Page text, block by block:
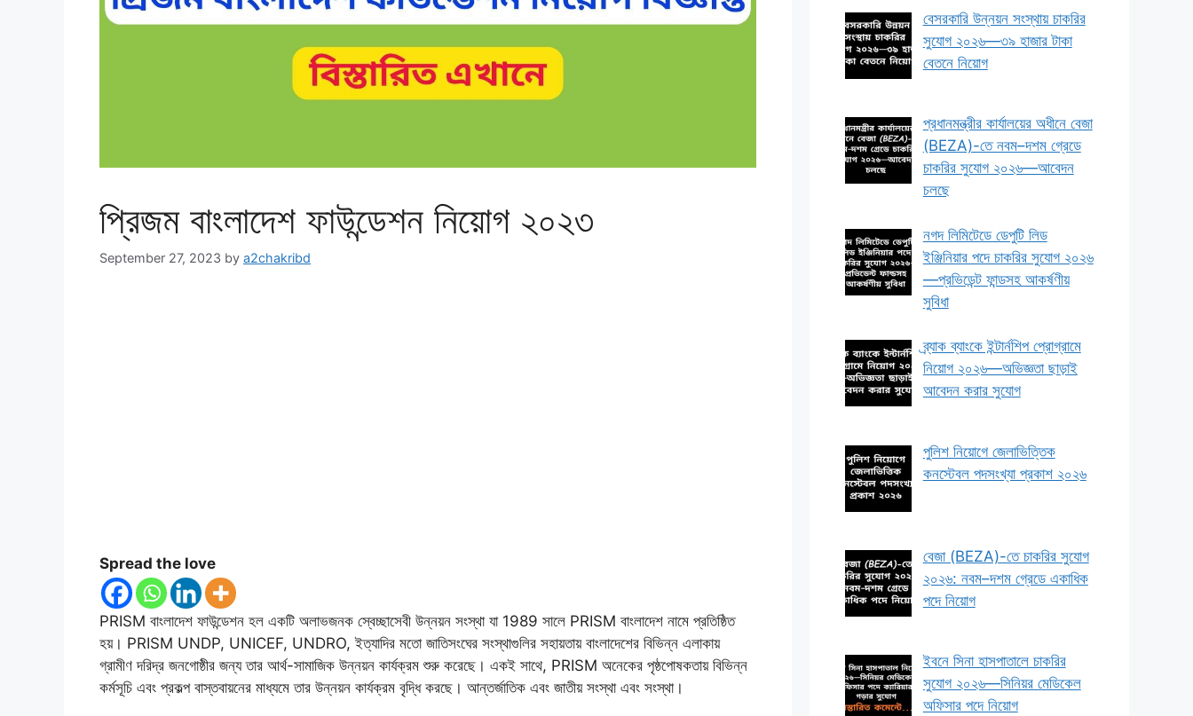
প্রিজম বাংলাদেশ ফাউন্ডেশন নিয়োগ ২০২৩
September 27, 2023 by a2chakribd
Spread the love
PRISM বাংলাদেশ ফাউন্ডেশন হল একটি অলাভজনক স্বেচ্ছাসেবী উন্নয়ন সংস্থা যা 1989 সালে PRISM বাংলাদেশ নামে প্রতিষ্ঠিত
হয়। PRISM UNDP, UNICEF, UNDRO, ইত্যাদির মতো জাতিসংঘের সংস্থাগুলির সহায়তায় বাংলাদেশের বিভিন্ন এলাকায়
গ্রামীণ দরিদ্র জনগোষ্ঠীর জন্য তার আর্থ-সামাজিক উন্নয়ন কার্যক্রম শুরু করেছে। একই সাথে, PRISM অনেকের পৃষ্ঠপোষকতায় বিভিন্ন
কর্মসূচি এবং প্রকল্প বাস্তবায়নের মাধ্যমে তার উন্নয়ন কার্যক্রম বৃদ্ধি করছে। আন্তর্জাতিক এবং জাতীয় সংস্থা এবং সংস্থা।
বেসরকারি উন্নয়ন সংস্থায় চাকরির
সুযোগ ২০২৬—৩৯ হাজার টাকা
বেতনে নিয়োগ
প্রধানমন্ত্রীর কার্যালয়ের অধীনে বেজা
(BEZA)-তে নবম–দশম গ্রেডে
চাকরির সুযোগ ২০২৬—আবেদন
চলছে
নগদ লিমিটেডে ডেপুটি লিড
ইঞ্জিনিয়ার পদে চাকরির সুযোগ ২০২৬
—প্রভিডেন্ট ফান্ডসহ আকর্ষণীয়
সুবিধা
ব্র্যাক ব্যাংকে ইন্টার্নশিপ প্রোগ্রামে
নিয়োগ ২০২৬—অভিজ্ঞতা ছাড়াই
আবেদন করার সুযোগ
পুলিশ নিয়োগে জেলাভিত্তিক
কনস্টেবল পদসংখ্যা প্রকাশ ২০২৬
বেজা (BEZA)-তে চাকরির সুযোগ
২০২৬: নবম–দশম গ্রেডে একাধিক
পদে নিয়োগ
ইবনে সিনা হাসপাতালে চাকরির
সুযোগ ২০২৬—সিনিয়র মেডিকেল
অফিসার পদে নিয়োগ